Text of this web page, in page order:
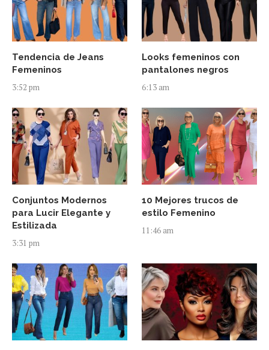
Tendencia de Jeans
Femeninos
3:52 pm
Looks femeninos con
pantalones negros
6:13 am
Conjuntos Modernos
para Lucir Elegante y
Estilizada
3:31 pm
10 Mejores trucos de
estilo Femenino
11:46 am